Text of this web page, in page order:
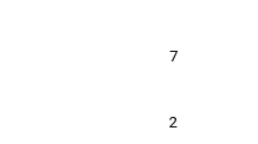
7
2